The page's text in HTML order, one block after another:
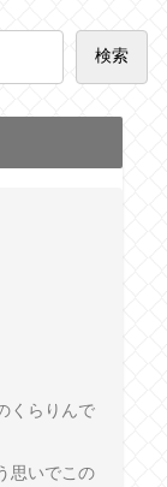
検索
くらりんで
思いでこの